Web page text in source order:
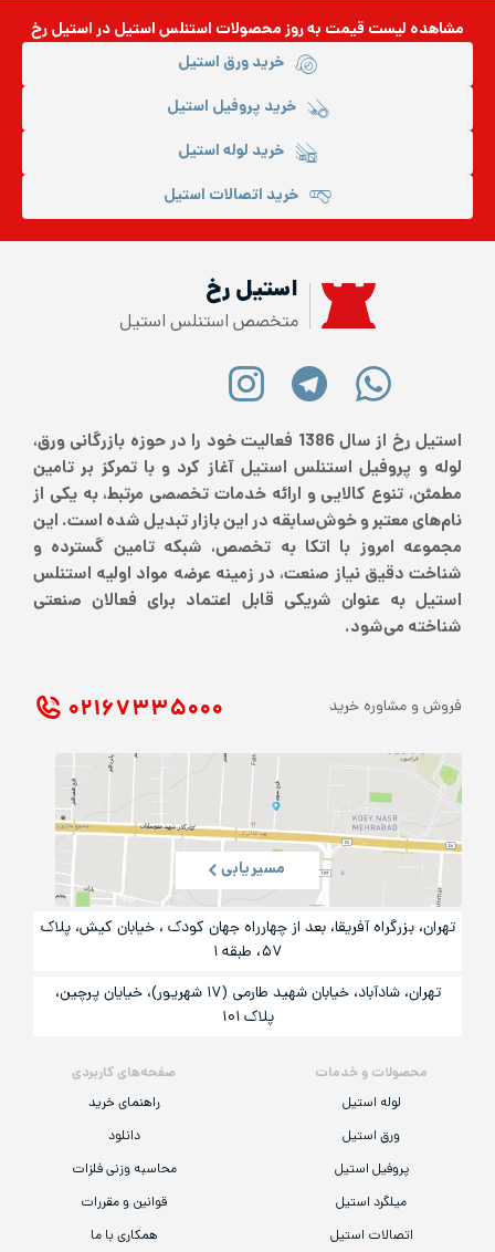
مشاهده لیست قیمت به روزمحصولات استنلس استیلدر استیل رخ
خرید ورق استیل
خرید پروفیل استیل
خرید لوله استیل
خرید اتصالات استیل
استیل رخ
متخصص استنلس استیل
استیل رخ از سال 1386 فعالیت خود را در حوزه بازرگانی ورق،
لوله و پروفیل استنلس استیل آغاز کرد و با تمرکز بر تامین
مطمئن، تنوع کالایی و ارائه خدمات تخصصی مرتبط، به یکی از
نام‌های معتبر و خوش‌سابقه در این بازار تبدیل شده است. این
مجموعه امروز با اتکا به تخصص، شبکه تامین گسترده و
شناخت دقیق نیاز صنعت، در زمینه عرضه مواد اولیه استنلس
استیل به عنوان شریکی قابل اعتماد برای فعالان صنعتی
شناخته می‌شود.
محصولات و خدمات
لوله استیل
ورق استیل
پروفیل استیل
میلگرد استیل
اتصالات استیل
صفحه‌های کاربردی
راهنمای خرید
دانلود
محاسبه وزنی فلزات
قوانین و مقررات
همکاری با ما
فروش و مشاوره خرید ۰۲۱ ۶۷۳۳۵۰۰۰
مسیریابی
تهران، بزرگراه آفریقا، بعد از چهارراه جهان کودک ، خیابان کیش، پلاک
۵۷، طبقه ۱
تهران، شادآباد، خیابان شهید طارمی (۱۷ شهریور)، خیایان پرچین،
پلاک ۱۰۱